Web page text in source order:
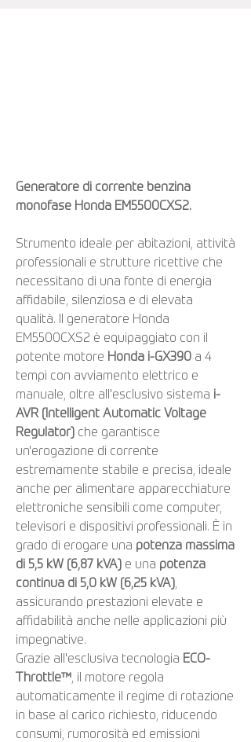
Generatore di corrente benzina
monofase Honda EM5500CXS2.
Strumento ideale per abitazioni, attività
professionali e strutture ricettive che
necessitano di una fonte di energia
affidabile, silenziosa e di elevata
qualità. Il generatore Honda
EM5500CXS2 è equipaggiato con il
potente motore Honda i-GX390 a 4
tempi con avviamento elettrico e
manuale, oltre all'esclusivo sistema i-
AVR (Intelligent Automatic Voltage
Regulator) che garantisce
un'erogazione di corrente
estremamente stabile e precisa, ideale
anche per alimentare apparecchiature
elettroniche sensibili come computer,
televisori e dispositivi professionali. È in
grado di erogare una potenza massima
di 5,5 kW (6,87 kVA) e una potenza
continua di 5,0 kW (6,25 kVA),
assicurando prestazioni elevate e
affidabilità anche nelle applicazioni più
impegnative.
Grazie all'esclusiva tecnologia ECO-
Throttle™, il motore regola
automaticamente il regime di rotazione
in base al carico richiesto, riducendo
consumi, rumorosità ed emissioni